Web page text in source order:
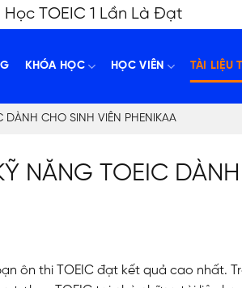
Học TOEIC 1 Lần Là Đạt
KHÓA HỌC HỌC VIÊN TÀI LIỆU
DÀNH CHO SINH VIÊN PHENIKAA
NĂNG TOEIC DÀNH
ôn thi TOEIC đạt kết quả cao nhất.